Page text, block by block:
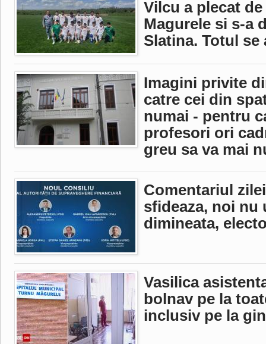
Vilcu a plecat
Magurele si s-a
Slatina. Totul se
Imagini privite
catre cei din
numai - pentru
profesori ori
greu sa va mai
Comentariul
sfideaza, noi nu
dimineata,
Vasilica
bolnav pe la
inclusiv pe la